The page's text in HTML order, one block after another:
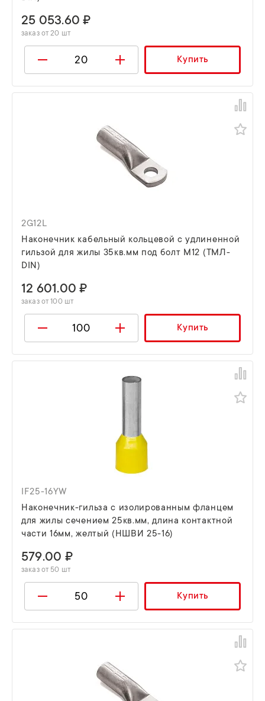
25 053.60 ₽
заказ от 20 шт
Купить
2G12L
Наконечник кабельный кольцевой с удлиненной
гильзой для жилы 35кв.мм под болт М12 (ТМЛ-
DIN)
12 601.00 ₽
заказ от 100 шт
Купить
IF25-16YW
Наконечник-гильза с изолированным фланцем
для жилы сечением 25кв.мм, длина контактной
части 16мм, желтый (НШВИ 25-16)
579.00 ₽
заказ от 50 шт
Купить